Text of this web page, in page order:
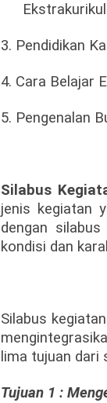
3. Pendidikan
4. Cara Belajar
5. Pengenalan
Silabus
jenis kegiatan
dengan
kondisi dan
Silabus
lima tujuan dari
Tujuan 1 :